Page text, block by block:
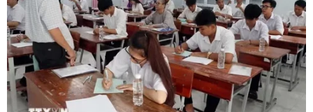
15/04/2020 02:46
Vẻ đẹp thực sự giờ đây xuất phát từ trái tim nhân văn
khi bạn có thể nói không với các sản phẩm có nguồn
gốc và được thử nghiệm trên động vật.